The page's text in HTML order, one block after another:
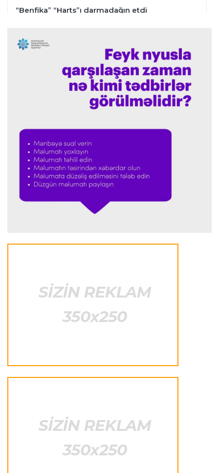
“Benfika” “Harts”ı darmadağın etdi
İspaniya L.L.
"Barselona" Mərakeş klubuna qarşı keçirilməsi
planlaşdırılan yoldaşlıq oyununu ləğv etdi
23:59 06.08.2026
Formula-1 23:51 06.08.2026
"Antonelli çox etibarlı pilota çevrilib"
Formula-1 23:44 06.08.2026
"Antonelli mövsümün ən yaxşı pilotlarından
bənzəyir"
23:38 06.08.2026
İtaliya S.A. 23:27 06.08.2026
Neapolda Maradonanın adını daşıyan yeni
stadion tikiləcək